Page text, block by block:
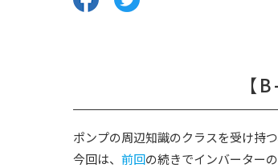
【
ポンプの周辺知識のクラスを受け持
今回は、 前回の続きでインバーター